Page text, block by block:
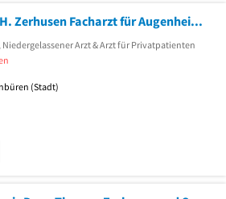
Dr.med. Thomas H. Zerhusen Facharzt für Augenheilkunde
, Niedergelassener Arzt & Arzt für Privatpatienten
(Stadt)